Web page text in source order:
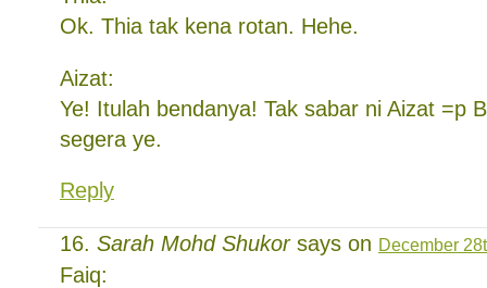
Ok. Thia tak kena rotan. Hehe.
Aizat:
Ye! Itulah bendanya! Tak sabar ni Aizat =p
segera ye.
Reply
Sarah Mohd Shukorsays on December
Faiq: